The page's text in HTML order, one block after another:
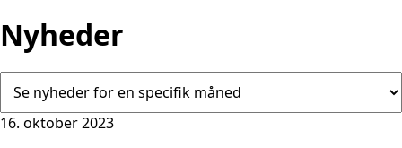
Nyheder
16. oktober 2023